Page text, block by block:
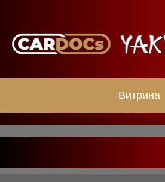
Витрина